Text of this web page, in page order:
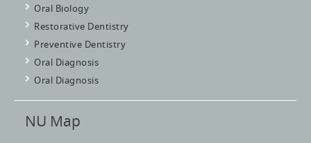
Oral Biology
Restorative Dentistry
Preventive Dentistry
Oral Diagnosis
Oral Diagnosis
NU Map